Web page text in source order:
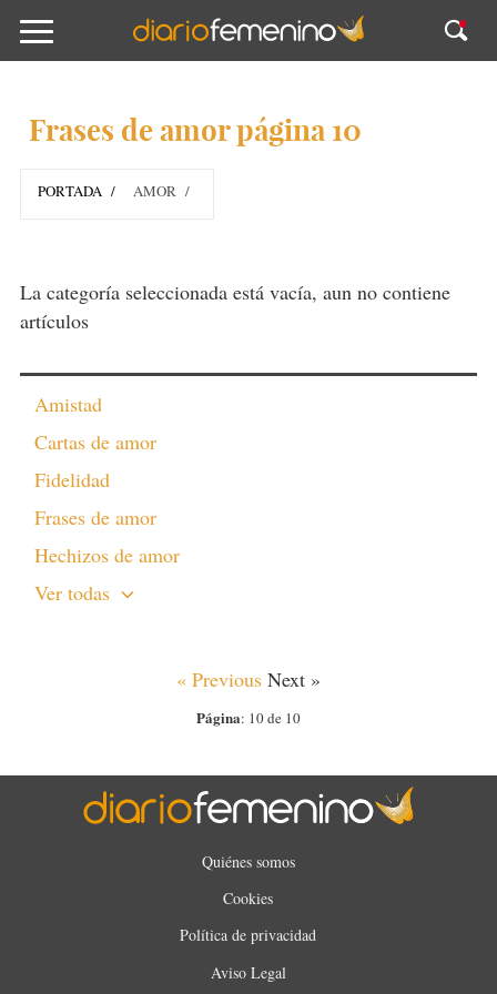
Frases de amor página 10
PORTADA AMOR
La categoría seleccionada está vacía, aun no contiene
artículos
Amistad
Cartas de amor
Fidelidad
Frases de amor
Hechizos de amor
Ver todas
« Previous Next »
Página: 10 de 10
Quiénes somos
Cookies
Política de privacidad
Aviso Legal